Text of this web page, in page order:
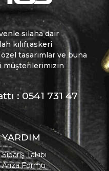
silaha dair
kılıfı,askeri
tasarımlar ve buna
müşterilerimizin
: 0541 731 47
YARDIM
Sipariş Takibi
Arıza Formu